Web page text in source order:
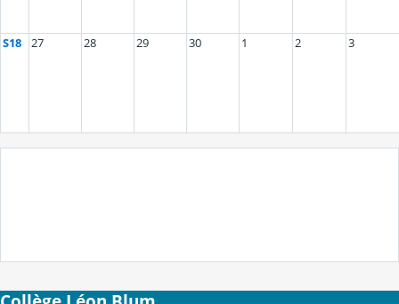
S18 27 28 29 30 1 2 3